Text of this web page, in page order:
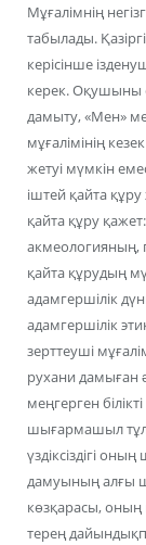
Мұғалімнің
табылады.
керісінше
керек. Оқушыны
дамыту, «Мен»
мұғалімінің
жетуі мүмкін
іштей қайта
қайта құру
акмеологияның,
қайта құрудың
адамгершілік
адамгершілік
зерттеуші
рухани дамыған
меңгерген
шығармашыл
үздіксіздігі
дамуының алғы
көзқарасы, оның
терең